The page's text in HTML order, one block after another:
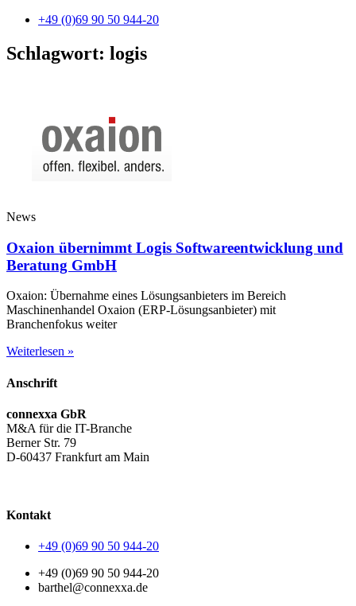
+49 (0)69 90 50 944-20
Schlagwort: logis
News
Oxaion übernimmt Logis Softwareentwicklung und
Beratung GmbH
Oxaion: Übernahme eines Lösungsanbieters im Bereich
Maschinenhandel Oxaion (ERP-Lösungsanbieter) mit
Branchenfokus weiter
Weiterlesen »
Anschrift
connexxa GbR
M&A für die IT-Branche
Berner Str. 79
D-60437 Frankfurt am Main
Kontakt
+49 (0)69 90 50 944-20
+49 (0)69 90 50 944-20
barthel@connexxa.de